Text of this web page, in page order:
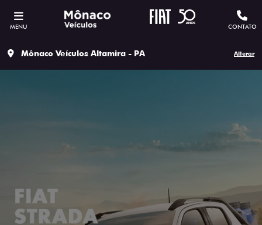
MENU CONTATO
Mônaco Veículos Altamira - PA Alterar